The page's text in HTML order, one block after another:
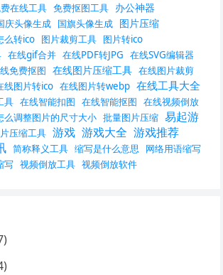
在线工具 免费抠图工具 办公神器
庆头像生成 国旗头像生成 图片压缩
么转ico 图片裁剪工具 图片转ico
在线gif合并 在线PDF转JPG 在线SVG编辑器
免费抠图 在线图片压缩工具 在线图片裁剪
线图片转ico 在线图片转webp 在线工具大全
具 在线智能扣图 在线智能抠图 在线视频倒放
么调整图片的尺寸大小 批量图片压缩 易起游
压缩工具 游戏 游戏大全 游戏推荐
简称释义工具 缩写是什么意思
网络用语缩写
写 视频倒放工具 视频倒放软件